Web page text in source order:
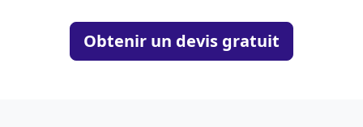
Obtenir un devis gratuit